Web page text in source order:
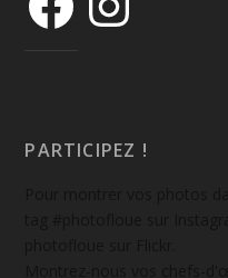
PARTICIPEZ !